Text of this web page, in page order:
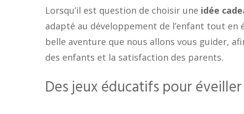
Lorsqu’il est question de choisir une idée
adapté au développement de l’enfant tout
belle aventure que nous allons vous guider,
des enfants et la satisfaction des parents.
Des jeux éducatifs pour